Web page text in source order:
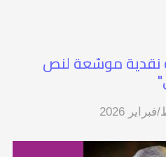
نقدية موسّعة لنص